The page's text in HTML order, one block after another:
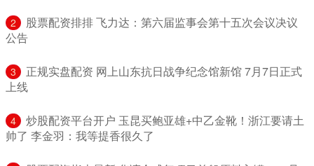
2
​股票配资排排 飞力达：第六届监事会第十五次会议决议
公告
3
​正规实盘配资 网上山东抗日战争纪念馆新馆 7月7日正式
上线
4
​炒股配资平台开户 玉昆买鲍亚雄+中乙金靴！浙江要请土
帅了 李金羽：我等提香很久了